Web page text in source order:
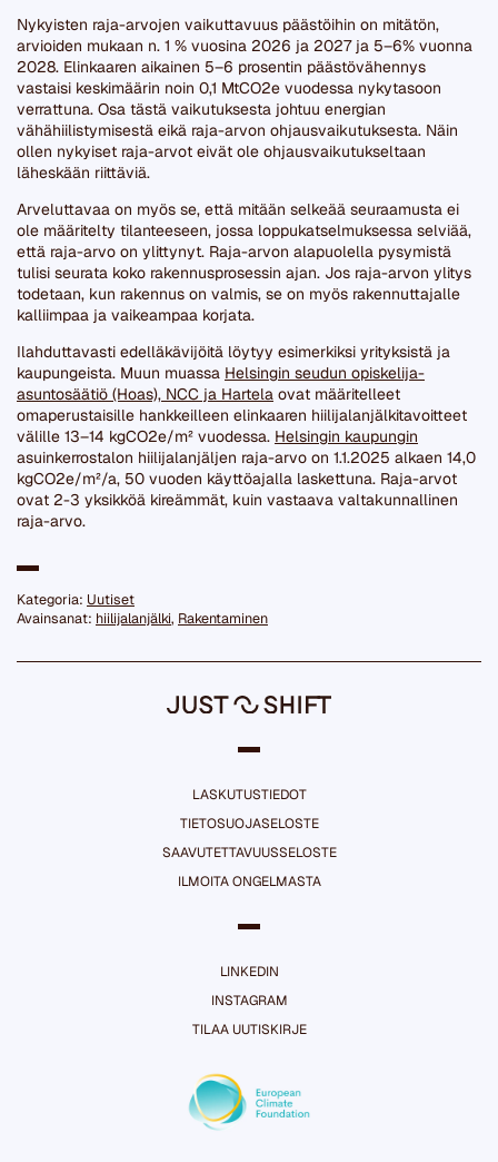
Nykyisten raja-arvojen vaikuttavuus päästöihin on mitätön,
arvioiden mukaan n. 1 % vuosina 2026 ja 2027 ja 5–6% vuonna
2028. Elinkaaren aikainen 5–6 prosentin päästövähennys
vastaisi keskimäärin noin 0,1 MtCO2e vuodessa nykytasoon
verrattuna. Osa tästä vaikutuksesta johtuu energian
vähähiilistymisestä eikä raja-arvon ohjausvaikutuksesta. Näin
ollen nykyiset raja-arvot eivät ole ohjausvaikutukseltaan
läheskään riittäviä.
Arveluttavaa on myös se, että mitään selkeää seuraamusta ei
ole määritelty tilanteeseen, jossa loppukatselmuksessa selviää,
että raja-arvo on ylittynyt. Raja-arvon alapuolella pysymistä
tulisi seurata koko rakennusprosessin ajan. Jos raja-arvon ylitys
todetaan, kun rakennus on valmis, se on myös rakennuttajalle
kalliimpaa ja vaikeampaa korjata.
Ilahduttavasti edelläkävijöitä löytyy esimerkiksi yrityksistä ja
kaupungeista. Muun muassa Helsingin seudun opiskelija-
asuntosäätiö (Hoas), NCC ja Hartela ovat määritelleet
omaperustaisille hankkeilleen elinkaaren hiilijalanjälkitavoitteet
välille 13–14 kgCO2e/m² vuodessa. Helsingin kaupungin
asuinkerrostalon hiilijalanjäljen raja-arvo on 1.1.2025 alkaen 14,0
kgCO2e/m²/a, 50 vuoden käyttöajalla laskettuna. Raja-arvot
ovat 2-3 yksikköä kireämmät, kuin vastaava valtakunnallinen
raja-arvo.
Kategoria: Uutiset
Avainsanat: hiilijalanjälki, Rakentaminen
LASKUTUSTIEDOT
TIETOSUOJASELOSTE
SAAVUTETTAVUUSSELOSTE
ILMOITA ONGELMASTA
LINKEDIN
INSTAGRAM
TILAA UUTISKIRJE